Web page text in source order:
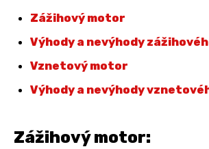
Zážihový motor
Výhody a nevýhody
Vznetový motor
Výhody a nevýhody
Zážihový motor: